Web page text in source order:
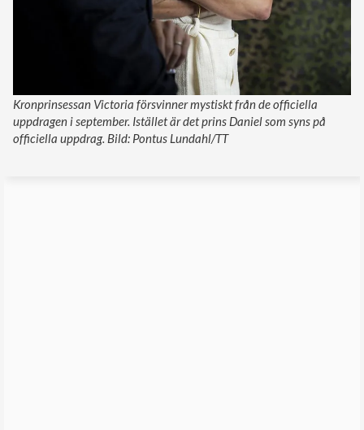
Kronprinsessan Victoria försvinner mystiskt från de officiella
uppdragen i september. Istället är det prins Daniel som syns på
officiella uppdrag. Bild: Pontus Lundahl/TT